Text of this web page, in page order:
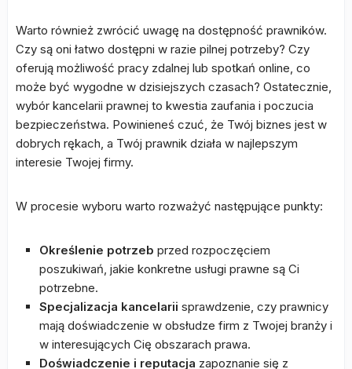
Warto również zwrócić uwagę na dostępność prawników.
Czy są oni łatwo dostępni w razie pilnej potrzeby? Czy
oferują możliwość pracy zdalnej lub spotkań online, co
może być wygodne w dzisiejszych czasach? Ostatecznie,
wybór kancelarii prawnej to kwestia zaufania i poczucia
bezpieczeństwa. Powinieneś czuć, że Twój biznes jest w
dobrych rękach, a Twój prawnik działa w najlepszym
interesie Twojej firmy.
W procesie wyboru warto rozważyć następujące punkty:
Określenie potrzeb przed rozpoczęciem
poszukiwań, jakie konkretne usługi prawne są Ci
potrzebne.
Specjalizacja kancelarii sprawdzenie, czy prawnicy
mają doświadczenie w obsłudze firm z Twojej branży i
w interesujących Cię obszarach prawa.
Doświadczenie i reputacja zapoznanie się z